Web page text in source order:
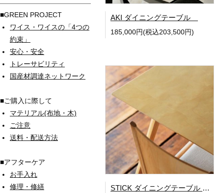
AKI ダイニングテーブル
185,000円(税込203,500円)
STICK ダイニングテーブル W850
■GREEN PROJECT
ワイス・ワイスの「4つの
約束」
安心・安全
トレーサビリティ
国産材調達ネットワーク
■ご購入に際して
マテリアル(布地・木)
ご注意
送料・配送方法
■アフターケア
お手入れ
修理・修繕